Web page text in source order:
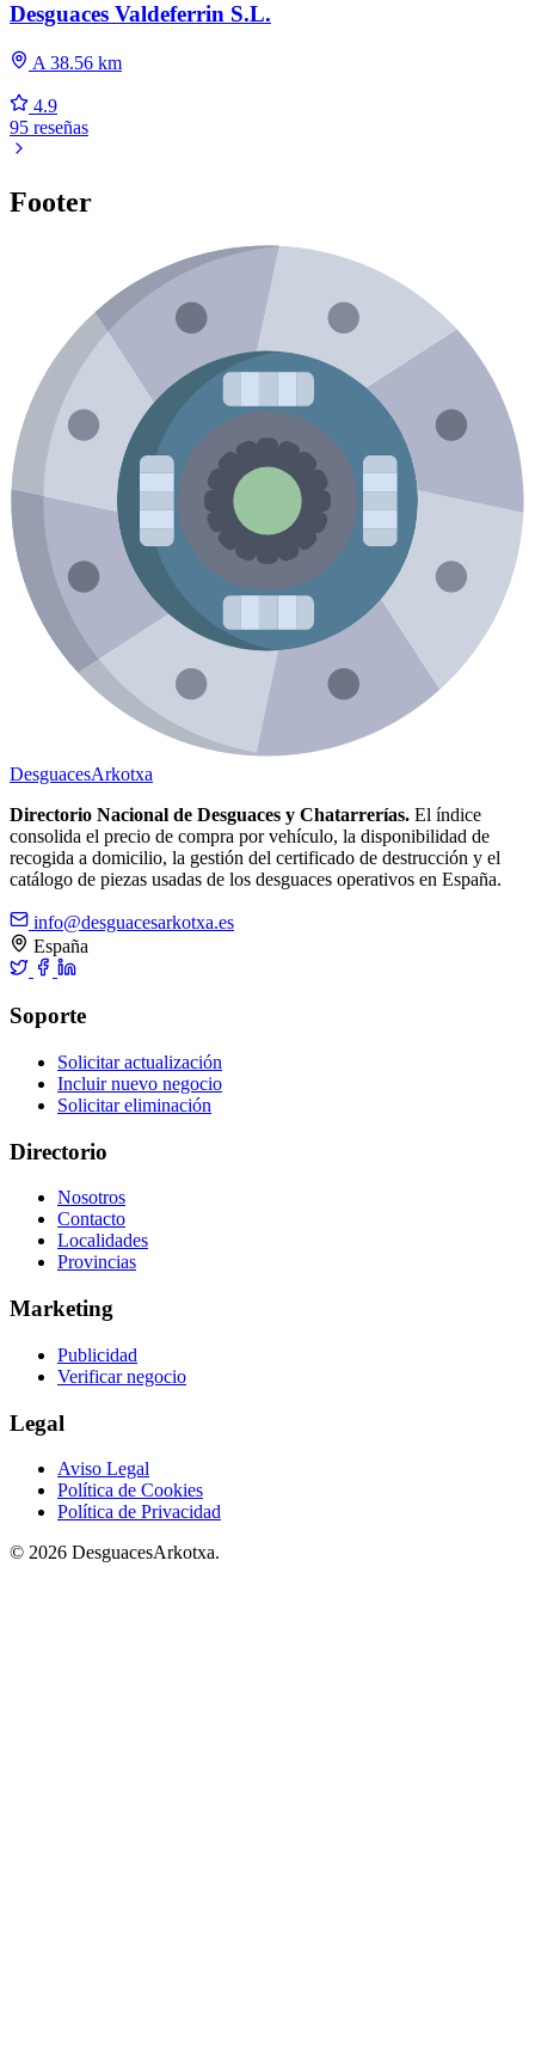
Desguaces Valdeferrin S.L.
A 38.56 km
4.9
95 reseñas
Footer
DesguacesArkotxa
Directorio Nacional de Desguaces y Chatarrerías. El índice
consolida el precio de compra por vehículo, la disponibilidad de
recogida a domicilio, la gestión del certificado de destrucción y el
catálogo de piezas usadas de los desguaces operativos en España.
info@desguacesarkotxa.es
España
Soporte
Solicitar actualización
Incluir nuevo negocio
Solicitar eliminación
Directorio
Nosotros
Contacto
Localidades
Provincias
Marketing
Publicidad
Verificar negocio
Legal
Aviso Legal
Política de Cookies
Política de Privacidad
© 2026 DesguacesArkotxa.